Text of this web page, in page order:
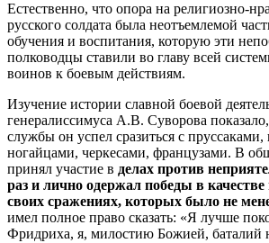
Естественно, что опора на религиозно-
русского солдата была неотъемлемой
обучения и воспитания, которую эти
полководцы ставили во главу всей
воинов к боевым действиям.
Изучение истории славной боевой
генералиссимуса А.В. Суворова
службы он успел сразиться с
ногайцами, черкесами, французами. В
принял участие в делах против
раз и лично одержал победы в качестве
своих сражениях, которых было не
имел полное право сказать: «Я лучше
Фридриха, я, милостию Божией, баталий